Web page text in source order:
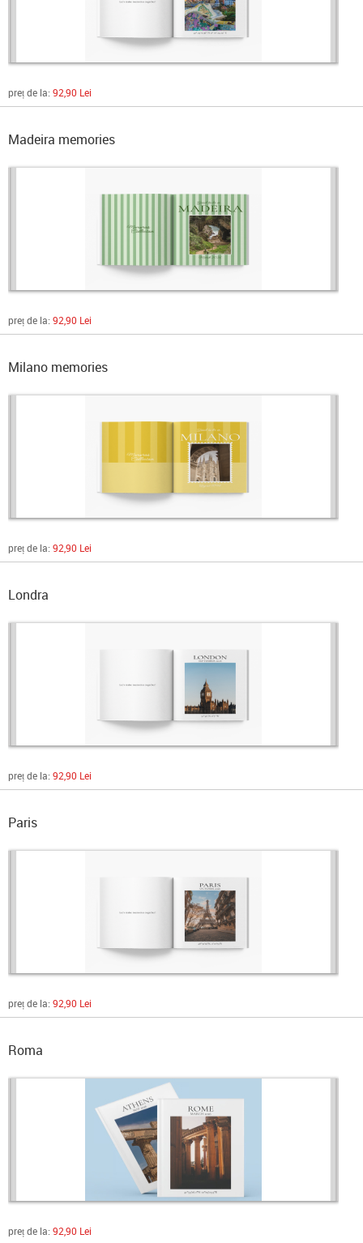
preț de la: 92,90 Lei
Madeira memories
preț de la: 92,90 Lei
Milano memories
preț de la: 92,90 Lei
Londra
preț de la: 92,90 Lei
Paris
preț de la: 92,90 Lei
Roma
preț de la: 92,90 Lei